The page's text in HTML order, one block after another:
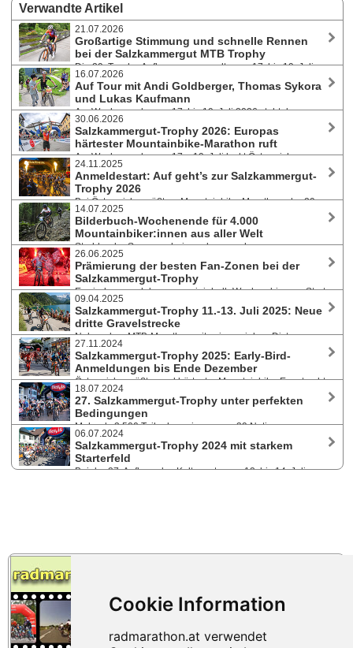
Verwandte Artikel
21.07.2026
Großartige Stimmung und schnelle Rennen
bei der Salzkammergut MTB Trophy
Die 29. Trophy-Auflage versammelte von 17. bis 19. Juli
2026 über 4.200 Teilnehmer:innen aus 42 Nationen zu einem
Mountainbike-Fest in und rund um Bad Goisern. Manuel Pliem fuhr auf
der Extremdistanz in Rekordzeit zu seinem zweiten Sieg in Folge.
16.07.2026
Auf Tour mit Andi Goldberger, Thomas Sykora
und Lukas Kaufmann
Am Wochenende vom 17. bis 19. Juli 2026 steht das
Salzkammergut wieder ganz im Zeichen des Mountainbike-Sports.
Parallel zu MTB- und Gravelmarathon bietet die Salzkammergut-Trophy
an allen drei Tagen geführte eMTB-Touren an. Nachnennungen zu
allen Bewerben noch möglich.
30.06.2026
Salzkammergut-Trophy 2026: Europas
härtester Mountainbike-Marathon ruft
Am Wochenende vom 17. - 19. Juli lockt Österreichs
größtes Mountainbike-Event wieder tausende Teilnehmer:innen nach
Bad Goisern. Hochkarätig besetztes Starterfeld auf der Extremdistanz.
Strecken auch für Einsteiger und Genussfahrer, tolles
Rahmenprogramm, Junior Trophy und Schnitzeljagd.
24.11.2025
Anmeldestart: Auf geht’s zur Salzkammergut-
Trophy 2026
Bei Österreichs größtem Mountainbike-Marathon, der 29.
Salzkammergut-Trophy vom 17. bis 19. Juli 2026, verwandelt sich die
UNESCO-Welterberegion Hallstatt–Dachstein/Salzkammergut wieder
zur Bike-Hochburg Österreichs.
14.07.2025
Bilderbuch-Wochenende für 4.000
Mountainbiker:innen aus aller Welt
Strahlender Sonnenschein und angenehme
Temperaturen, perfekte Streckenbedingungen und sportliche
Höchstleistungen prägten von 11. bis 13. Juli 2025 die 28. Auflage der
Salzkammergut Mountainbike Trophy. Auf der Extremstrecke
präsentierten sich neue Siegergesichter.
26.06.2025
Prämierung der besten Fan-Zonen bei der
Salzkammergut-Trophy
Es sind nur noch knapp zweieinhalb Wochen bis zum Start
der 28. Salzkammergut Trophy am 12. Juli 2025. Neben dem MTB-
Marathon mit sieben Distanzen zwischen 22 und 204 Kilometern, drei
Gravelkursen, Team- und Sonderwertungen, wartet ein attraktives 3-
Tages-Programm. Personalisierte Startnummern noch bis 28. Juni.
09.04.2025
Salzkammergut-Trophy 11.-13. Juli 2025: Neue
dritte Gravelstrecke
Neben dem MTB-Marathon mit seinen sieben Distanzen
zwischen 22 und 210 Kilometern und den zwei Gravelkursen mit 22
und 67 km haben die Trophy-Macher heuer eine neue Gravel-Strecke
mit 52 Kilometern und 1.300 Höhenmetern vorbereitet. Mehr als 1.000
Biker:innen haben sich bereits angemeldet - reduzierte Startgebühren
noch bis 15. April.
27.11.2024
Salzkammergut-Trophy 2025: Early-Bird-
Anmeldungen bis Ende Dezember
Österreichs größter und härtester Mountainbike-Event geht
vom 11. bis 13. Juli 2025 in seine 28. Auflage. Sportler:innen können
wieder aus sieben Marathon-Distanzen zwischen 22 und 210 Kilometer
wählen. Zusätzlich stehen zwei Gravelmarathons und der
außergewöhnliche Einradmarathon am Programm.
18.07.2024
27. Salzkammergut-Trophy unter perfekten
Bedingungen
Mehr als 3.500 Teilnehmer:innen aus 39 Nationen waren
von 12. - 14. Juli 2024 bei Mountainbike- und Gravel-Marathon, Junior
Trophy und Schnitzeljagd am Start. Philip Handl und Bianca Somavilla
wiederholten ihre Siege auf der Extremdistanz über 209 km und 7.047
06.07.2024
Salzkammergut-Trophy 2024 mit starkem
Starterfeld
Bei der 27. Auflage des Kultevents vom 12. bis 14. Juli